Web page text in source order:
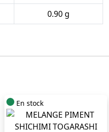
0.90 g
En stock